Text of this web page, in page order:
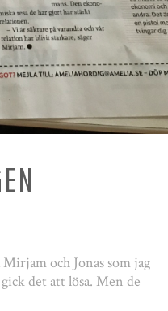
och Jonas som jag
det att lösa. Men de